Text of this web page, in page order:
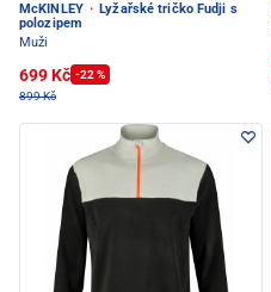
McKINLEY · Lyžařské tričko Fudji s
polozipem
Muži
699 Kč -22 %
899 Kč